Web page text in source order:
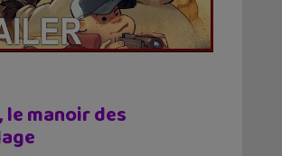
le manoir des